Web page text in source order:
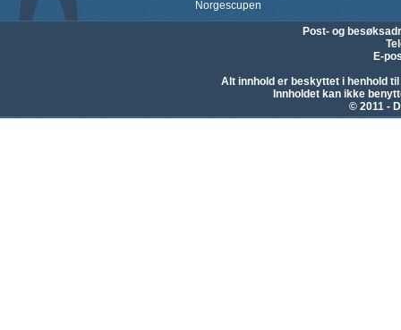
Norgescupen
Post- og
E-
Alt innhold er beskyttet i henhold
Innholdet kan ikke
© 2011 -